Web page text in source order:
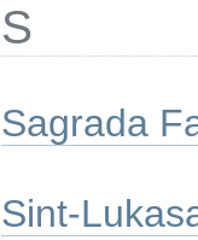
S
Sagrada
Sint-